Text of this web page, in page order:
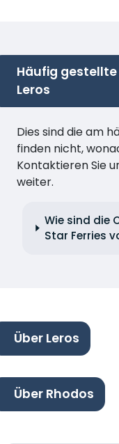
Häufig
Leros
Dies sind die am
finden nicht,
Kontaktieren Sie
weiter.
Wie sind die
Star Ferries
Über Leros
Über Rhodos